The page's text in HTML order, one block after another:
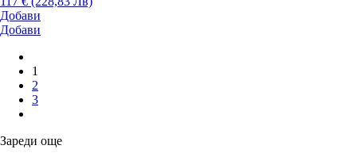
Добави
Добави
1
2
3
Зареди още